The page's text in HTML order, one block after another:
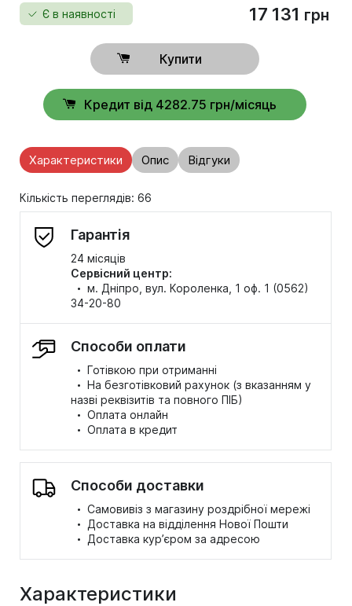
Є в наявності 17 131 грн
Купити
Кредит від 4282.75 грн/місяць
Характеристики Опис Відгуки
Кількість переглядів: 66
Гарантія
24 місяців
Сервісний центр:
· м. Дніпро, вул. Короленка, 1 оф. 1 (0562)
34-20-80
Способи оплати
· Готівкою при отриманні
· На безготівковий рахунок (з вказанням у
назві реквізитів та повного ПІБ)
· Оплата онлайн
· Оплата в кредит
Способи доставки
· Самовивіз з магазину роздрібної мережі
· Доставка на відділення Нової Пошти
· Доставка кур’єром за адресою
Характеристики